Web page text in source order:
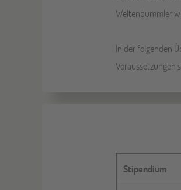
Weltenbummler
In der folgenden
Voraussetzungen
Stipendium